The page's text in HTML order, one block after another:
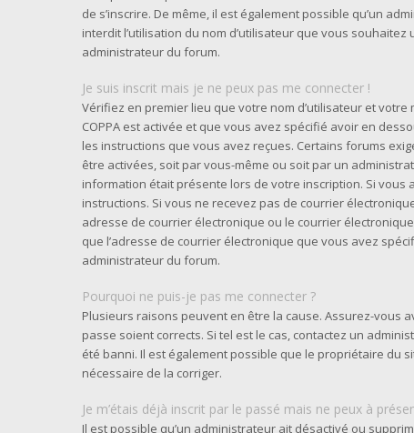
de s’inscrire. De même, il est également possible qu’un
interdit l’utilisation du nom d’utilisateur que vous
administrateur du forum.
Je suis inscrit mais je ne peux pas me connecter !
Vérifiez en premier lieu que votre nom d’utilisateur et
COPPA est activée et que vous avez spécifié avoir en
les instructions que vous avez reçues. Certains forums
être activées, soit par vous-même ou soit par un
information était présente lors de votre inscription. Si vous
instructions. Si vous ne recevez pas de courrier
adresse de courrier électronique ou le courrier
que l’adresse de courrier électronique que vous avez
administrateur du forum.
Pourquoi ne puis-je pas me connecter ?
Plusieurs raisons peuvent en être la cause. Assurez-vous
passe soient corrects. Si tel est le cas, contactez un
été banni. Il est également possible que le propriétaire du
nécessaire de la corriger.
Je m’étais déjà inscrit par le passé mais ne peux à
Il est possible qu’un administrateur ait désactivé ou